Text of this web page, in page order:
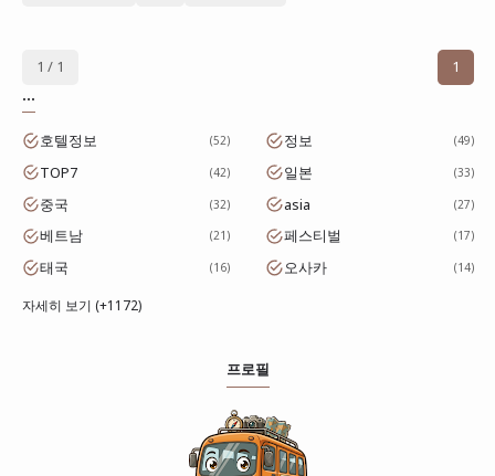
1 / 1
1
...
호텔정보 52 정보 49
TOP7 42 일본 33
중국 32 asia 27
베트남 21 페스티벌 17
태국 16 오사카 14
자세히 보기 (+1172)
프로필